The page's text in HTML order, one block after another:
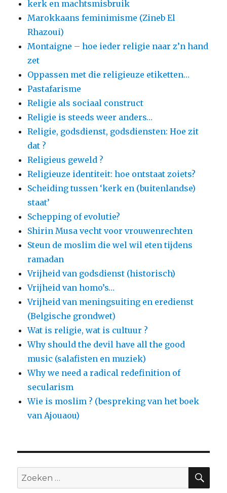
kerk en machtsmisbruik
Marokkaans feminimisme (Zineb El
Rhazoui)
Montaigne – hoe ieder religie naar z’n hand
zet
Oppassen met die religieuze etiketten…
Pastafarisme
Religie als sociaal construct
Religie is steeds weer anders…
Religie, godsdienst, godsdiensten: Hoe zit
dat ?
Religieus geweld ?
Religieuze identiteit: hoe ontstaat zoiets?
Scheiding tussen ‘kerk en (buitenlandse)
staat’
Schepping of evolutie?
Shirin Musa vecht voor vrouwenrechten
Steun de moslim die wel wil eten tijdens
ramadan
Vrijheid van godsdienst (historisch)
Vrijheid van homo’s…
Vrijheid van meningsuiting en eredienst
(Belgische grondwet)
Wat is religie, wat is cultuur ?
Why should the devil have all the good
music (salafisten en muziek)
Why we need a radical redefinition of
secularism
Wie is moslim ? (bespreking van het boek
van Ajouaou)
Zoeken
naar: